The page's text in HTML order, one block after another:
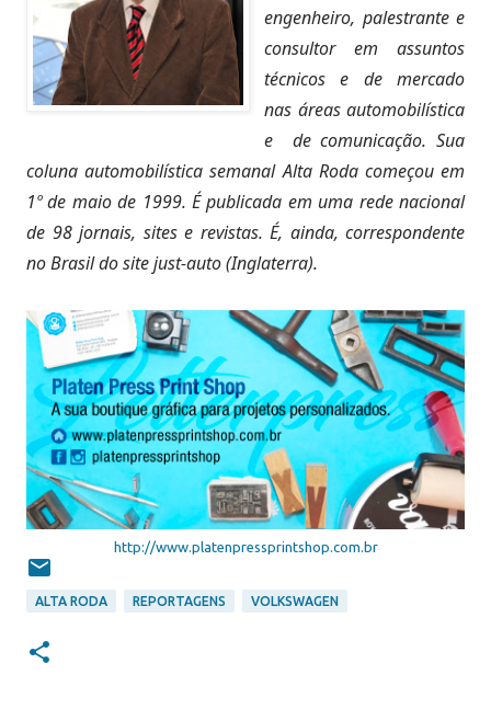
engenheiro, palestrante e
consultor em assuntos
técnicos e de mercado
nas áreas automobilística
e de comunicação. Sua
coluna automobilística semanal Alta Roda começou em
1º de maio de 1999. É publicada em uma rede nacional
de 98 jornais, sites e revistas. É, ainda, correspondente
no Brasil do site just-auto (Inglaterra).
http://www.platenpressprintshop.com.br
ALTA RODA REPORTAGENS VOLKSWAGEN